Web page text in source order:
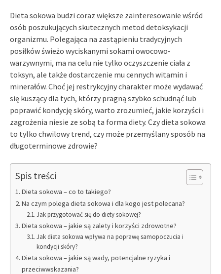
Dieta sokowa budzi coraz większe zainteresowanie wśród
osób poszukujących skutecznych metod detoksykacji
organizmu. Polegająca na zastąpieniu tradycyjnych
posiłków świeżo wyciskanymi sokami owocowo-
warzywnymi, ma na celu nie tylko oczyszczenie ciała z
toksyn, ale także dostarczenie mu cennych witamin i
minerałów. Choć jej restrykcyjny charakter może wydawać
się kuszący dla tych, którzy pragną szybko schudnąć lub
poprawić kondycję skóry, warto zrozumieć, jakie korzyści i
zagrożenia niesie ze sobą ta forma diety. Czy dieta sokowa
to tylko chwilowy trend, czy może przemyślany sposób na
długoterminowe zdrowie?
Spis treści
Dieta sokowa – co to takiego?
Na czym polega dieta sokowa i dla kogo jest polecana?
Jak przygotować się do diety sokowej?
Dieta sokowa – jakie są zalety i korzyści zdrowotne?
Jak dieta sokowa wpływa na poprawę samopoczucia i
kondycji skóry?
Dieta sokowa – jakie są wady, potencjalne ryzyka i
przeciwwskazania?